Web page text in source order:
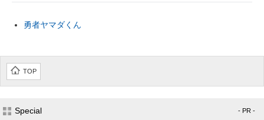
勇者ヤマダくん
TOP
Special - PR -